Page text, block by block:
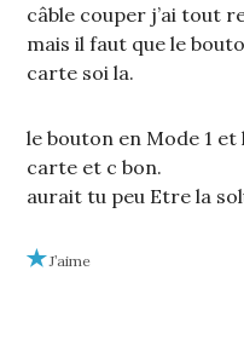
câble couper j’ai tout
mais il faut que le
carte soi la.
le bouton en Mode 1 et
carte et c bon.
aurait tu peu Etre la
J’aime